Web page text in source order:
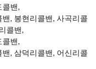
콜밴,
, 봉현리콜밴, 사곡리콜
콜밴,
콜밴,
, 삼덕리콜밴, 어신리콜